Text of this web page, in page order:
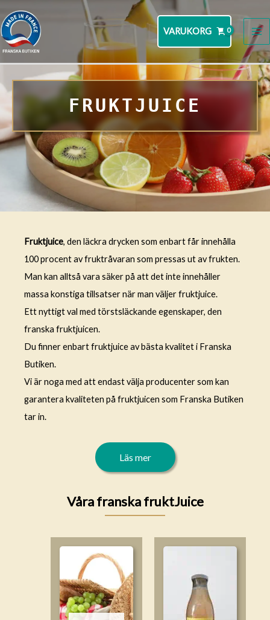
Hoppa
till
innehåll
VARUKORG
FRUKTJUICE
Fruktjuice, den läckra drycken som enbart får innehålla
100 procent av fruktråvaran som pressas ut av frukten.
Man kan alltså vara säker på att det inte innehåller
massa konstiga tillsatser när man väljer fruktjuice.
Ett nyttigt val med törstsläckande egenskaper, den
franska fruktjuicen.
Du finner enbart fruktjuice av bästa kvalitet i Franska
Butiken.
Vi är noga med att endast välja producenter som kan
garantera kvaliteten på fruktjuicen som Franska Butiken
tar in.
Läs mer
Våra franska fruktJuice